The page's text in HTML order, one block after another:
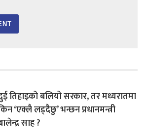
तिहाइको बलियो सरकार, तर मध्यरातमा
‘एक्लै लड्दैछु’ भन्छन प्रधानमन्त्री
साह ?